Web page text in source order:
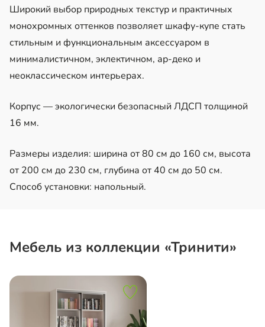
Широкий выбор природных текстур и практичных
монохромных оттенков позволяет шкафу-купе стать
стильным и функциональным аксессуаром в
минималистичном, эклектичном, ар-деко и
неоклассическом интерьерах.
Корпус — экологически безопасный ЛДСП толщиной
16 мм.
Размеры изделия: ширина от 80 см до 160 см, высота
от 200 см до 230 см, глубина от 40 см до 50 см.
Способ установки: напольный.
Мебель из коллекции «Тринити»